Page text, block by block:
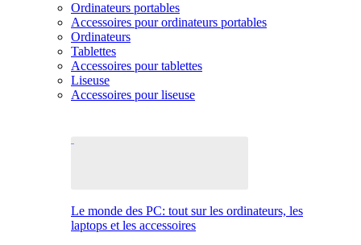
Ordinateurs portables
Accessoires pour ordinateurs portables
Ordinateurs
Tablettes
Accessoires pour tablettes
Liseuse
Accessoires pour liseuse
Le monde des PC: tout sur les ordinateurs, les
laptops et les accessoires